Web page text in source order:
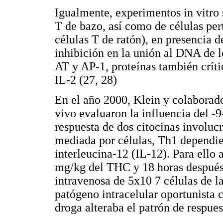
Igualmente, experimentos in
T de bazo, así como de células
células T de ratón), en presencia
inhibición en la unión al DNA de
AT y AP-1, proteínas también
IL-2 (27, 28)
En el año 2000, Klein y
vivo evaluaron la influencia del -
respuesta de dos citocinas
mediada por células, Th1
interleucina-12 (IL-12). Para ello
mg/kg del THC y 18 horas
intravenosa de 5x10 7 células de
patógeno intracelular oportunista
droga alteraba el patrón de